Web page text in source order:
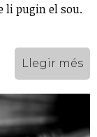
li pugin el sou.
Llegir més